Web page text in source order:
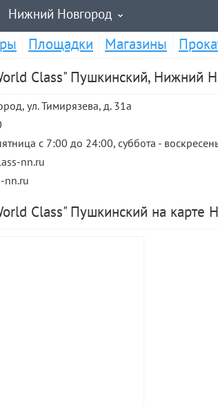
Нижний Новгород
Площадки Магазины
Class" Пушкинский, Нижний
ул. Тимирязева, д. 31a
с 7:00 до 24:00, суббота -
nn.ru
nn.ru
Class" Пушкинский на карте